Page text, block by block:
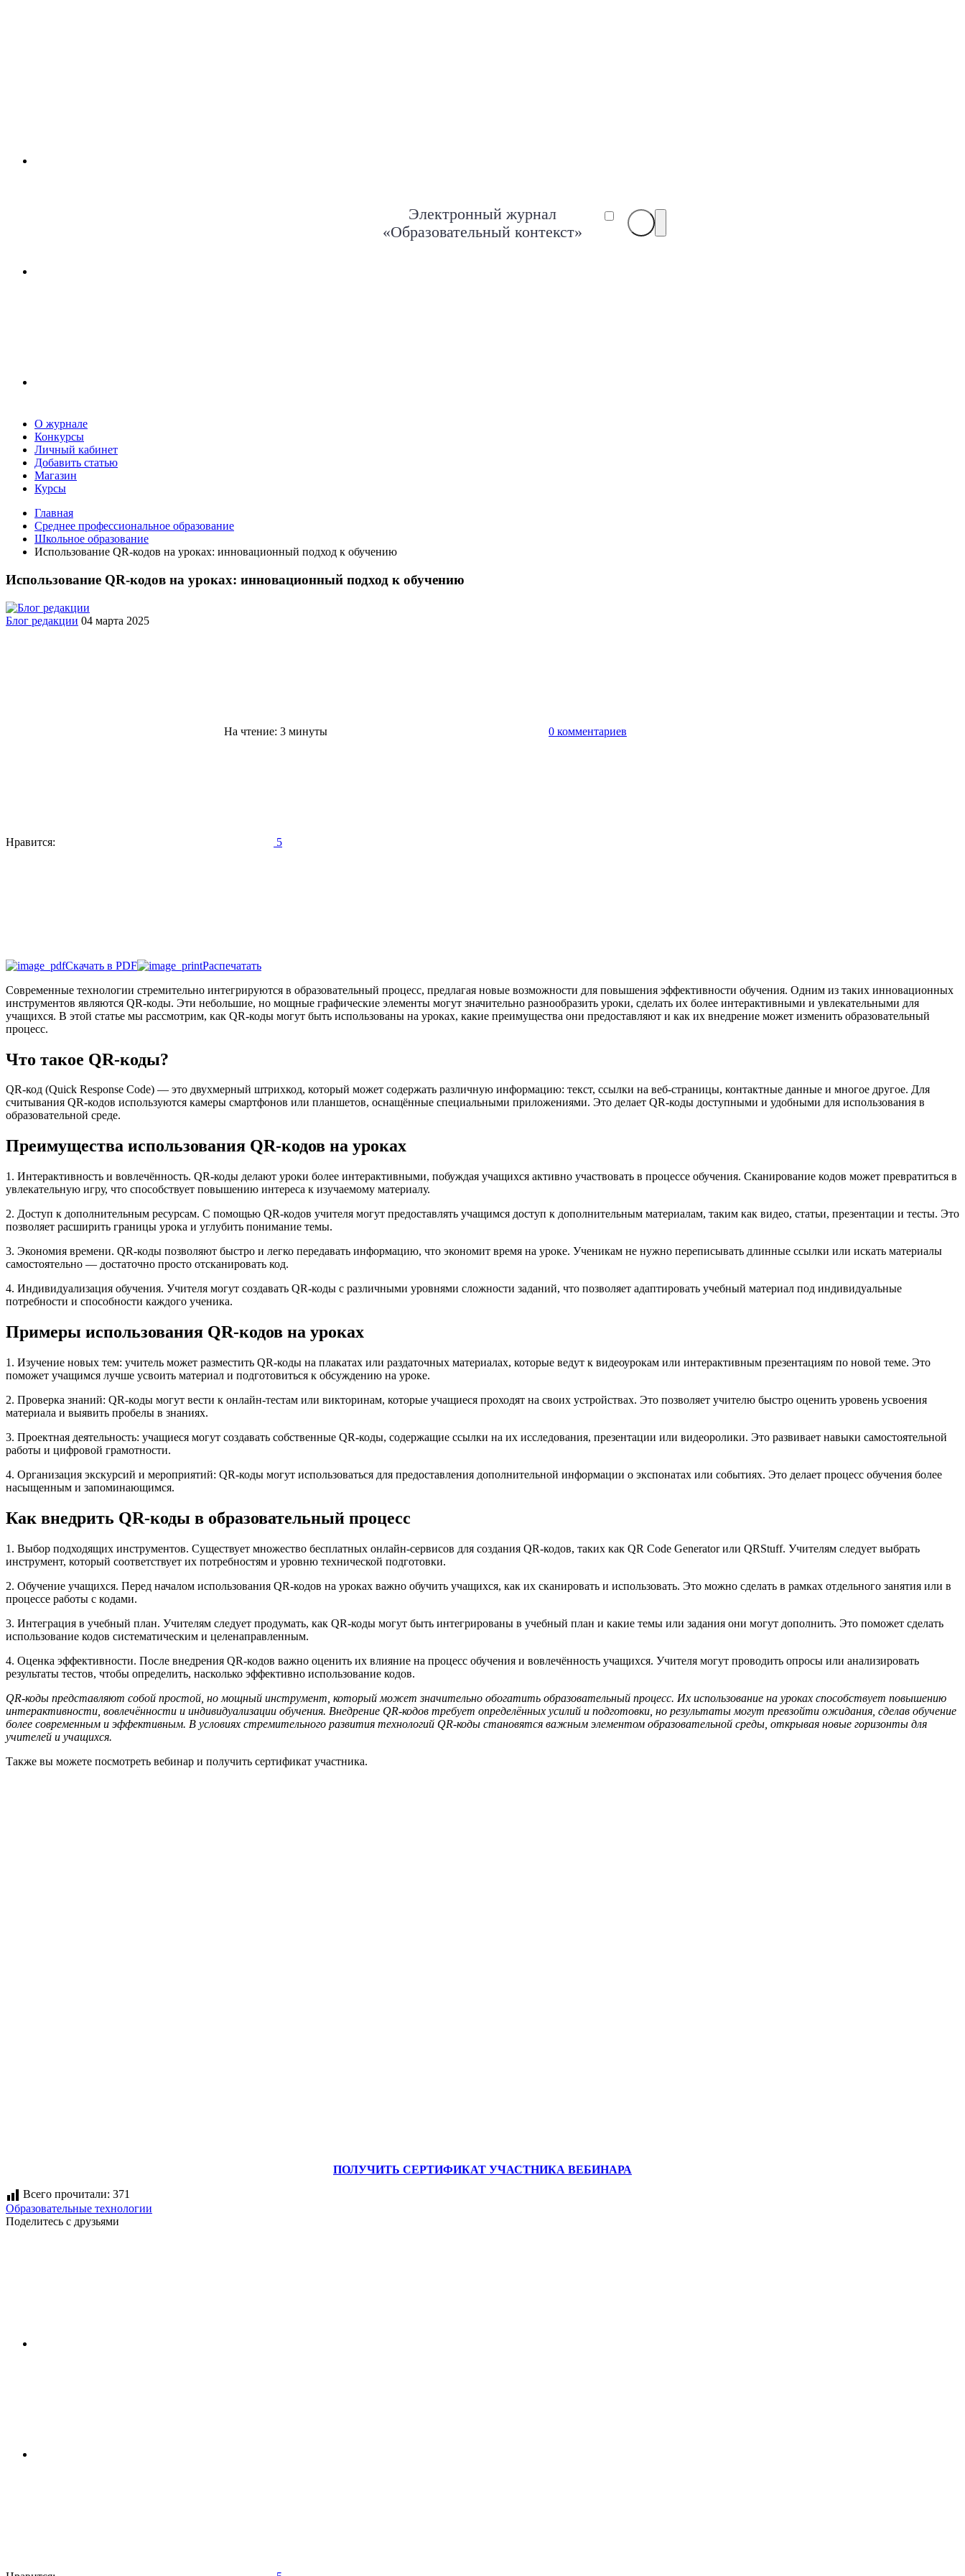
Электронный журнал
«Образовательный контекст»
О журнале
Конкурсы
Личный кабинет
Добавить статью
Магазин
Курсы
Главная
Среднее профессиональное образование
Школьное образование
Использование QR-кодов на уроках: инновационный подход к обучению
Использование QR-кодов на уроках: инновационный подход к обучению
Блог редакции 04 марта 2025
На чтение: 3 минуты 0 комментариев
Нравится: 5
Скачать в PDF
Распечатать
Современные технологии стремительно интегрируются в образовательный процесс, предлагая новые возможности для повышения эффективности обучения. Одним из таких инновационных
инструментов являются QR-коды. Эти небольшие, но мощные графические элементы могут значительно разнообразить уроки, сделать их более интерактивными и увлекательными для
учащихся. В этой статье мы рассмотрим, как QR-коды могут быть использованы на уроках, какие преимущества они предоставляют и как их внедрение может изменить образовательный
процесс.
Что такое QR-коды?
QR-код (Quick Response Code) — это двухмерный штрихкод, который может содержать различную информацию: текст, ссылки на веб-страницы, контактные данные и многое другое. Для
считывания QR-кодов используются камеры смартфонов или планшетов, оснащённые специальными приложениями. Это делает QR-коды доступными и удобными для использования в
образовательной среде.
Преимущества использования QR-кодов на уроках
1. Интерактивность и вовлечённость. QR-коды делают уроки более интерактивными, побуждая учащихся активно участвовать в процессе обучения. Сканирование кодов может превратиться в
увлекательную игру, что способствует повышению интереса к изучаемому материалу.
2. Доступ к дополнительным ресурсам. С помощью QR-кодов учителя могут предоставлять учащимся доступ к дополнительным материалам, таким как видео, статьи, презентации и тесты. Это
позволяет расширить границы урока и углубить понимание темы.
3. Экономия времени. QR-коды позволяют быстро и легко передавать информацию, что экономит время на уроке. Ученикам не нужно переписывать длинные ссылки или искать материалы
самостоятельно — достаточно просто отсканировать код.
4. Индивидуализация обучения. Учителя могут создавать QR-коды с различными уровнями сложности заданий, что позволяет адаптировать учебный материал под индивидуальные
потребности и способности каждого ученика.
Примеры использования QR-кодов на уроках
1. Изучение новых тем: учитель может разместить QR-коды на плакатах или раздаточных материалах, которые ведут к видеоурокам или интерактивным презентациям по новой теме. Это
поможет учащимся лучше усвоить материал и подготовиться к обсуждению на уроке.
2. Проверка знаний: QR-коды могут вести к онлайн-тестам или викторинам, которые учащиеся проходят на своих устройствах. Это позволяет учителю быстро оценить уровень усвоения
материала и выявить пробелы в знаниях.
3. Проектная деятельность: учащиеся могут создавать собственные QR-коды, содержащие ссылки на их исследования, презентации или видеоролики. Это развивает навыки самостоятельной
работы и цифровой грамотности.
4. Организация экскурсий и мероприятий: QR-коды могут использоваться для предоставления дополнительной информации о экспонатах или событиях. Это делает процесс обучения более
насыщенным и запоминающимся.
Как внедрить QR-коды в образовательный процесс
1. Выбор подходящих инструментов. Существует множество бесплатных онлайн-сервисов для создания QR-кодов, таких как QR Code Generator или QRStuff. Учителям следует выбрать
инструмент, который соответствует их потребностям и уровню технической подготовки.
2. Обучение учащихся. Перед началом использования QR-кодов на уроках важно обучить учащихся, как их сканировать и использовать. Это можно сделать в рамках отдельного занятия или в
процессе работы с кодами.
3. Интеграция в учебный план. Учителям следует продумать, как QR-коды могут быть интегрированы в учебный план и какие темы или задания они могут дополнить. Это поможет сделать
использование кодов систематическим и целенаправленным.
4. Оценка эффективности. После внедрения QR-кодов важно оценить их влияние на процесс обучения и вовлечённость учащихся. Учителя могут проводить опросы или анализировать
результаты тестов, чтобы определить, насколько эффективно использование кодов.
QR-коды представляют собой простой, но мощный инструмент, который может значительно обогатить образовательный процесс. Их использование на уроках способствует повышению
интерактивности, вовлечённости и индивидуализации обучения. Внедрение QR-кодов требует определённых усилий и подготовки, но результаты могут превзойти ожидания, сделав обучение
более современным и эффективным. В условиях стремительного развития технологий QR-коды становятся важным элементом образовательной среды, открывая новые горизонты для
учителей и учащихся.
Также вы можете посмотреть вебинар и получить сертификат участника.
ПОЛУЧИТЬ СЕРТИФИКАТ УЧАСТНИКА ВЕБИНАРА
Всего прочитали: 371
Образовательные технологии
Поделитесь с друзьями